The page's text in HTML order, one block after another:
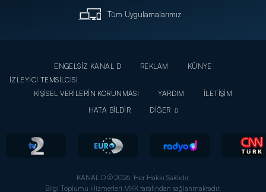
Tüm Uygulamalarımız
ENGELSİZ KANAL D REKLAM
KÜNYE
İZLEYİCİ TEMSİLCİSİ
KİŞİSEL VERİLERİN KORUNMASI
YARDIM
İLETİŞİM
HATA BİLDİR
DİĞER
KANAL D © 2026. Her Hakkı Saklıdır.
Bilgi Toplumu Hizmetleri MKK tarafından sağlanmaktadır.